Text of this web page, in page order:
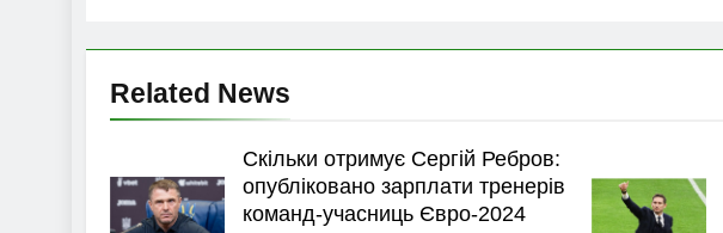
Related News
Скільки отримує Сергій Ребров:
опубліковано зарплати тренерів
команд-учасниць Євро-2024